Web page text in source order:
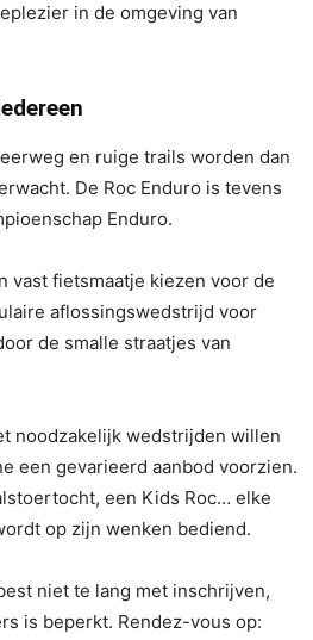
in de omgeving van
en ruige trails worden dan
De Roc Enduro is tevens
Enduro.
vast fietsmaatje kiezen voor de
aflossingswedstrijd voor
de smalle straatjes van
noodzakelijk wedstrijden willen
een gevarieerd aanbod voorzien.
een Kids Roc… elke
op zijn wenken bediend.
niet te lang met inschrijven,
is beperkt. Rendez-vous op: